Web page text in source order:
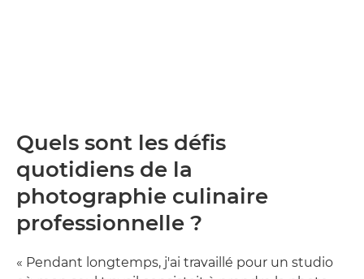
Quels sont les défis
quotidiens de la
photographie culinaire
professionnelle ?
« Pendant longtemps, j'ai travaillé pour un studio